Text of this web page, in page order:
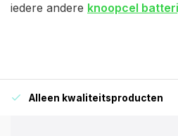
iedere andere knoopcel
Alleen kwaliteitsproducten